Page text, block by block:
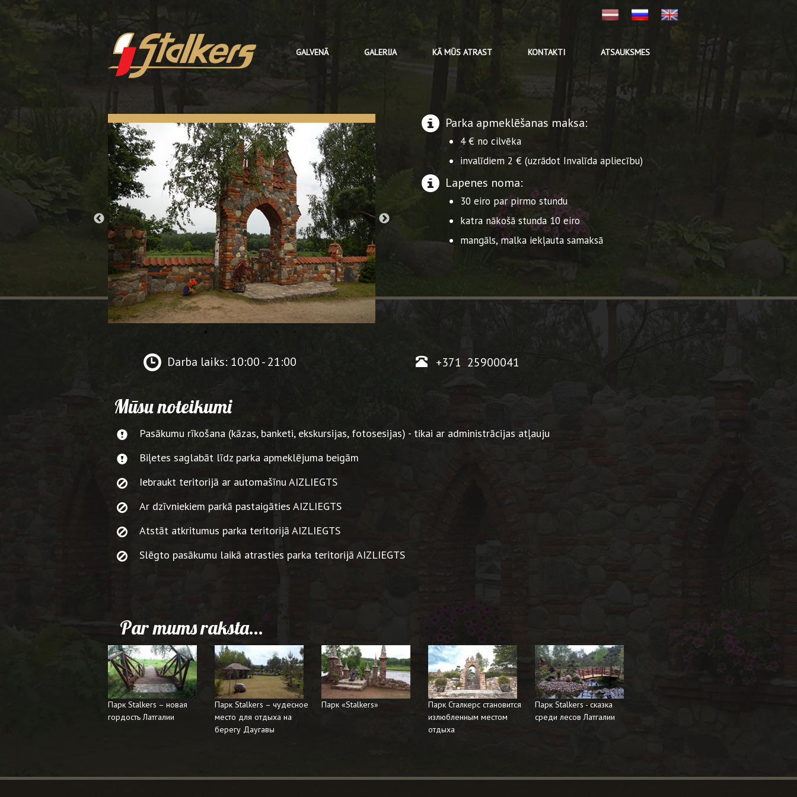
GALVENĀ GALERIJA KĀ MŪS ATRAST KONTAKTI ATSAUKSMES
Parka apmeklēšanas maksa:
4 € no cilvēka
invalīdiem 2 € (uzrādot Invalīda apliecību)
Lapenes noma:
30 eiro par pirmo stundu
katra nākošā stunda 10 eiro
mangāls, malka iekļauta samaksā
Darba laiks: 10:00 - 21:00 +371 25900041
Mūsu noteikumi
Pasākumu rīkošana (kāzas, banketi, ekskursijas, fotosesijas) - tikai ar administrācijas atļauju
Biļetes saglabāt līdz parka apmeklējuma beigām
Iebraukt teritorijā ar automašīnu AIZLIEGTS
Ar dzīvniekiem parkā pastaigāties AIZLIEGTS
Atstāt atkritumus parka teritorijā AIZLIEGTS
Slēgto pasākumu laikā atrasties parka teritorijā AIZLIEGTS
Par mums raksta...
Парк Stalkers – новая
гордость Латгалии
Парк Stalkers – чудесное
место для отдыха на
берегу Даугавы
Парк «Stalkers»
Парк Сталкерс становится
излюбленным местом
отдыха
Парк Stalkers - сказка
среди лесов Латгалии